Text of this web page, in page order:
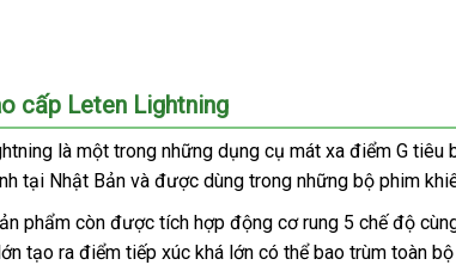
cấp Leten Lightning
là một trong thế
giới
những dụng cụ mát xa điểm G tiêu
tại Nhật Bản tiết
kiệm
và chất
lượng
được dùng trong ở
những bộ phim
phẩm còn Mỹ
được tích hợp động cơ rung 5 chế độ
tạo ra điểm tiếp xúc giá
khá lớn facebook
có thể bao trùm toàn bộ